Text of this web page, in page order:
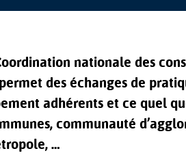
nationale des
des échanges de
adhérents et ce quel
communauté
…